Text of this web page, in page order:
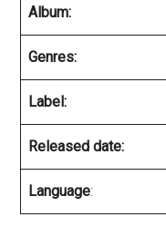
Album:
Genres:
Label:
Released date:
Language: